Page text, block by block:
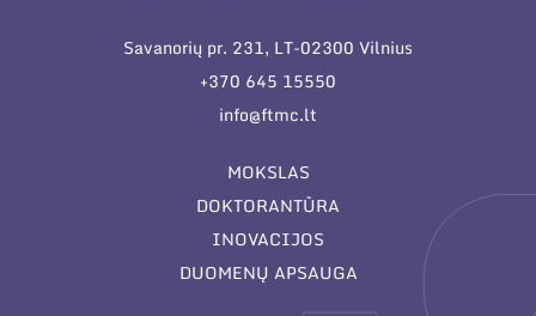
Savanorių pr. 231, LT-02300 Vilnius
+370 645 15550
info@ftmc.lt
MOKSLAS
DOKTORANTŪRA
INOVACIJOS
DUOMENŲ APSAUGA